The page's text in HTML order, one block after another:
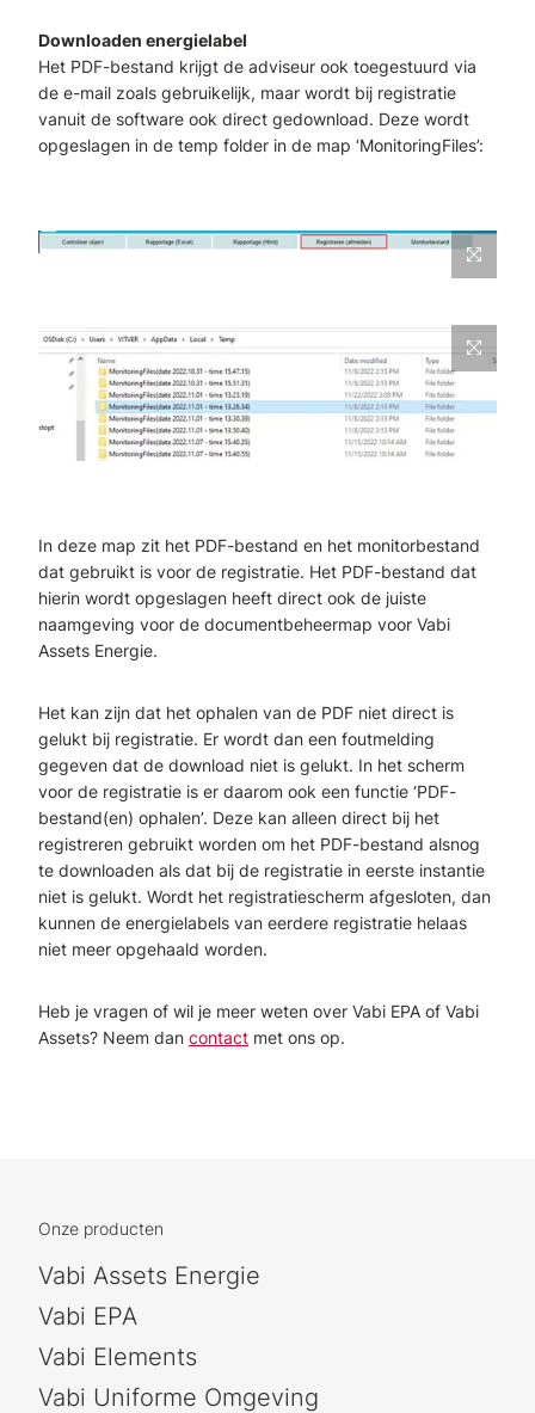
Downloaden energielabel
Het PDF-bestand krijgt de adviseur ook toegestuurd via
de e-mail zoals gebruikelijk, maar wordt bij registratie
vanuit de software ook direct gedownload. Deze wordt
opgeslagen in de temp folder in de map ‘MonitoringFiles’:
In deze map zit het PDF-bestand en het monitorbestand
dat gebruikt is voor de registratie. Het PDF-bestand dat
hierin wordt opgeslagen heeft direct ook de juiste
naamgeving voor de documentbeheermap voor Vabi
Assets Energie.
Het kan zijn dat het ophalen van de PDF niet direct is
gelukt bij registratie. Er wordt dan een foutmelding
gegeven dat de download niet is gelukt. In het scherm
voor de registratie is er daarom ook een functie ‘PDF-
bestand(en) ophalen’. Deze kan alleen direct bij het
registreren gebruikt worden om het PDF-bestand alsnog
te downloaden als dat bij de registratie in eerste instantie
niet is gelukt. Wordt het registratiescherm afgesloten, dan
kunnen de energielabels van eerdere registratie helaas
niet meer opgehaald worden.
Heb je vragen of wil je meer weten over Vabi EPA of Vabi
Assets? Neem dan contact met ons op.
Onze producten
Vabi Assets Energie
Vabi EPA
Vabi Elements
Vabi Uniforme Omgeving